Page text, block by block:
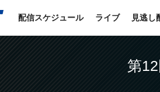
配信スケジュール ライブ 見逃し
第